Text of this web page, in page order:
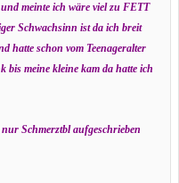
meinte ich wäre viel zu FETT
Schwachsinn ist da ich breit
hatte schon vom Teenageralter
meine kleine kam da hatte ich
Schmerztbl aufgeschrieben